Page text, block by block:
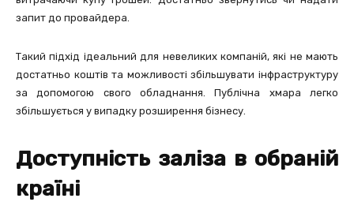
запит до провайдера.
Такий підхід ідеальний для невеликих компаній, які не мають
достатньо коштів та можливості збільшувати інфраструктуру
за допомогою свого обладнання. Публічна хмара легко
збільшується у випадку розширення бізнесу.
Доступність заліза в обраній
країні